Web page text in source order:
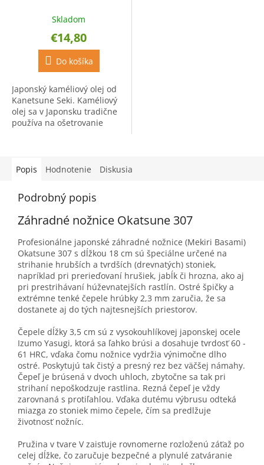
Skladom
€14,80
Do košíka
Japonský kaméliový olej od
Kanetsune Seki. Kaméliový
olej sa v Japonsku tradične
používa na ošetrovanie
Popis
Hodnotenie Diskusia
Podrobný popis
Záhradné nožnice Okatsune 307
Profesionálne japonské záhradné nožnice (Mekiri Basami)
Okatsune 307 s dĺžkou 18 cm sú špeciálne určené na
strihanie hrubších a tvrdších (drevnatých) stoniek,
napríklad pri prerieďovaní hrušiek, jabĺk či hrozna, ako aj
pri prestrihávaní húževnatejších rastlín. Ostré špičky a
extrémne tenké čepele hrúbky 2,3 mm zaručia, že sa
dostanete aj do tých najtesnejších priestorov.
Čepele dĺžky 3,5 cm sú z vysokouhlíkovej japonskej ocele
Izumo Yasugi, ktorá sa ľahko brúsi a dosahuje tvrdosť 60 -
61 HRC, vďaka čomu nožnice vydržia výnimočne dlho
ostré. Poskytujú tak čistý a presný rez bez väčšej námahy.
Čepeľ je brúsená v dvoch uhloch, zbytočne sa tak pri
strihaní nepoškodzuje rastlina. Rezná čepeľ je vždy
zarovnaná s protiľahlou. Vďaka dutému výbrusu odteká
miazga zo stoniek mimo čepele, čím sa predlžuje
životnosť nožníc.
Pružina v tvare V zaisťuje rovnomerne rozloženú záťaž po
celej dĺžke, čo zaručuje bezpečné a plynulé zatváranie